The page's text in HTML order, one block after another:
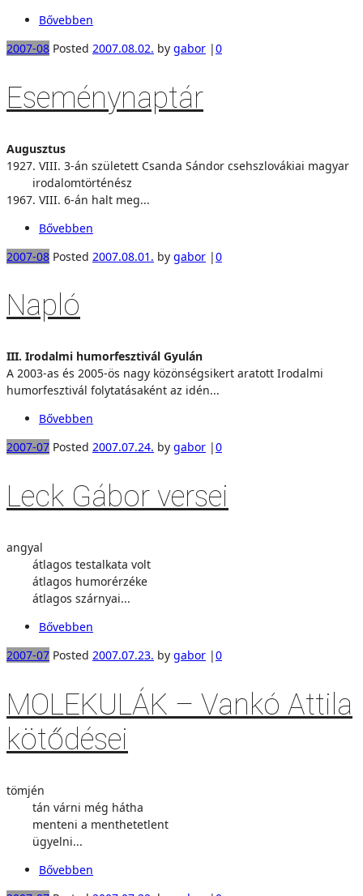
Bővebben
2007-08 Posted 2007.08.02. by gabor |0
Eseménynaptár
Augusztus
1927. VIII. 3-án született Csanda Sándor csehszlovákiai magyar
irodalomtörténész
1967. VIII. 6-án halt meg...
Bővebben
2007-08 Posted 2007.08.01. by gabor |0
Napló
III. Irodalmi humorfesztivál Gyulán
A 2003-as és 2005-ös nagy közönségsikert aratott Irodalmi
humorfesztivál folytatásaként az idén...
Bővebben
2007-07 Posted 2007.07.24. by gabor |0
Leck Gábor versei
angyal
átlagos testalkata volt
átlagos humorérzéke
átlagos szárnyai...
Bővebben
2007-07 Posted 2007.07.23. by gabor |0
MOLEKULÁK – Vankó Attila
kötődései
tömjén
tán várni még hátha
menteni a menthetetlent
ügyelni...
Bővebben